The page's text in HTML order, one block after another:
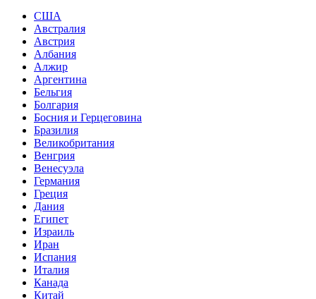
США
Австралия
Австрия
Албания
Алжир
Аргентина
Бельгия
Болгария
Босния и Герцеговина
Бразилия
Великобритания
Венгрия
Венесуэла
Германия
Греция
Дания
Египет
Израиль
Иран
Испания
Италия
Канада
Китай